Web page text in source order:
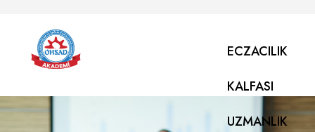
ECZACILIK
KALFASI
UZMANLIK